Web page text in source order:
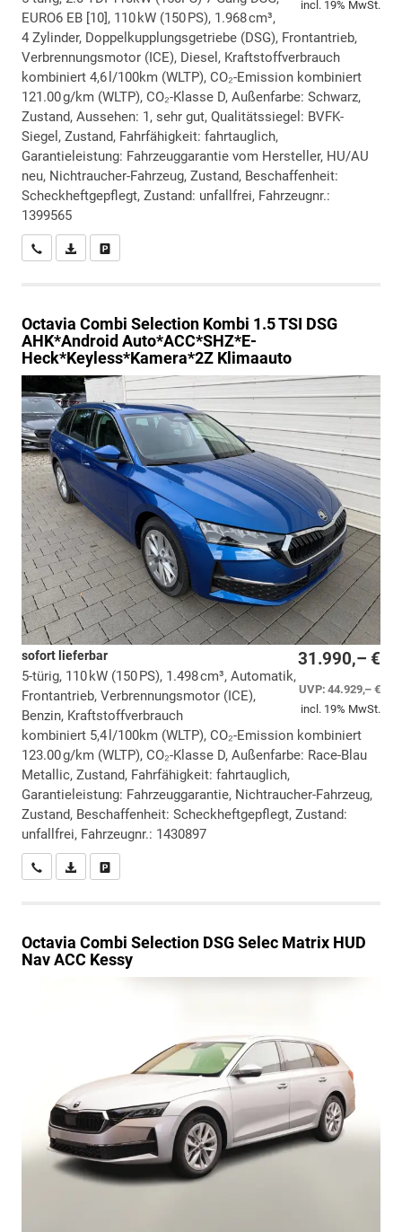
incl. 19% MwSt.
EURO6 EB [10], 110 kW (150 PS), 1.968 cm³,
4 Zylinder, Doppelkupplungsgetriebe (DSG), Frontantrieb,
Verbrennungsmotor (ICE), Diesel, Kraftstoffverbrauch
kombiniert 4,6 l/100km (WLTP), CO₂-Emission kombiniert
121.00 g/km (WLTP), CO₂-Klasse D, Außenfarbe: Schwarz,
Zustand, Aussehen: 1, sehr gut, Qualitätssiegel: BVFK-
Siegel, Zustand, Fahrfähigkeit: fahrtauglich,
Garantieleistung: Fahrzeuggarantie vom Hersteller, HU/AU
neu, Nichtraucher-Fahrzeug, Zustand, Beschaffenheit:
Scheckheftgepflegt, Zustand: unfallfrei, Fahrzeugnr.:
1399565
Wir rufen Sie anPDF-Datei, Fahrzeugexposé drucken
Octavia Combi Selection Kombi 1.5 TSI DSG
AHK*Android Auto*ACC*SHZ*E-
Heck*Keyless*Kamera*2Z Klimaauto
31.990,– €
UVP:44.929,– €
incl. 19% MwSt.
sofort lieferbar
5-türig, 110 kW (150 PS), 1.498 cm³, Automatik,
Frontantrieb, Verbrennungsmotor (ICE),
Benzin, Kraftstoffverbrauch
kombiniert 5,4 l/100km (WLTP), CO₂-Emission kombiniert
123.00 g/km (WLTP), CO₂-Klasse D, Außenfarbe: Race-Blau
Metallic, Zustand, Fahrfähigkeit: fahrtauglich,
Garantieleistung: Fahrzeuggarantie, Nichtraucher-Fahrzeug,
Zustand, Beschaffenheit: Scheckheftgepflegt, Zustand:
unfallfrei, Fahrzeugnr.: 1430897
Wir rufen Sie anPDF-Datei, Fahrzeugexposé drucken
Octavia Combi Selection DSG Selec Matrix HUD
Nav ACC Kessy